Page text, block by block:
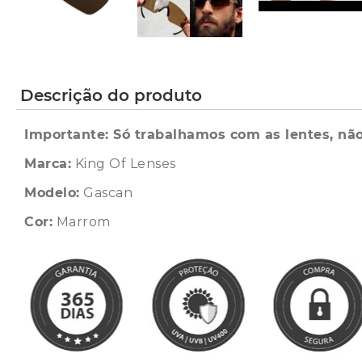
Descrição do produto
Importante: Só trabalhamos com as lentes,
Marca: King Of Lenses
Modelo: Gascan
Cor: Marrom